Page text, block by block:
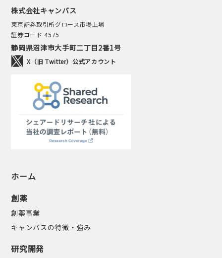
株式会社キャンバス
東京証券取引所グロース市場上場
証券コード 4575
静岡県沼津市大手町二丁目2番1号
X（旧 Twitter）公式アカウント
ホーム
創薬
創薬事業
キャンバスの特徴・強み
研究開発